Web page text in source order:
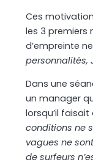
Ces
les 3 premiers
d’empreinte
personnalités,
Dans une
un manager
lorsqu’il
conditions ne
vagues ne
de surfeurs